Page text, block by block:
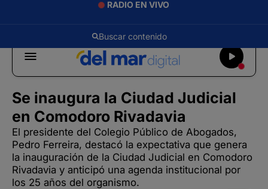
RADIO EN VIVO
Se inaugura la Ciudad Judicial
en Comodoro Rivadavia
El presidente del Colegio Público de Abogados,
Pedro Ferreira, destacó la expectativa que genera
la inauguración de la Ciudad Judicial en Comodoro
Rivadavia y anticipó una agenda institucional por
los 25 años del organismo.